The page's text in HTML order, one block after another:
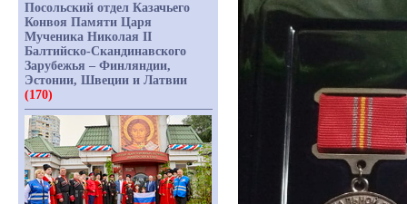
Посольский отдел Казачьего
Конвоя Памяти Царя
Мученика Николая II
Балтийско-Скандинавского
Зарубежья – Финляндии,
Эстонии, Швеции и Латвии
(170)